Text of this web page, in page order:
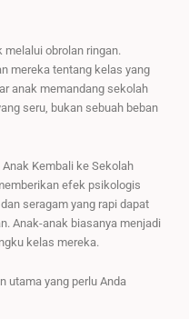
obrolan ringan.
mereka tentang kelas yang
anak memandang sekolah
seru, bukan sebuah beban
Kembali ke Sekolah
efek psikologis
seragam yang rapi dapat
Anak-anak biasanya menjadi
kelas mereka.
utama yang perlu Anda